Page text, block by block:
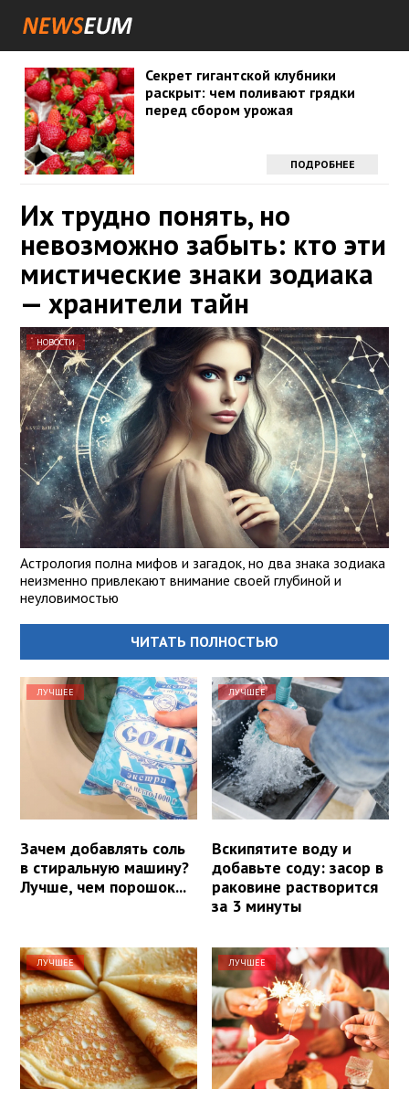
Секрет гигантской клубники
раскрыт: чем поливают грядки
перед сбором урожая
ПОДРОБНЕЕ
Их трудно понять, но
невозможно забыть: кто эти
мистические знаки зодиака
— хранители тайн
НОВОСТИ
Астрология полна мифов и загадок, но два знака зодиака
неизменно привлекают внимание своей глубиной и
неуловимостью
ЧИТАТЬ ПОЛНОСТЬЮ
ЛУЧШЕЕ
Зачем добавлять соль
в стиральную машину?
Лучше, чем порошок...
ЛУЧШЕЕ
Вскипятите воду и
добавьте соду: засор в
раковине растворится
за 3 минуты
ЛУЧШЕЕ ЛУЧШЕЕ